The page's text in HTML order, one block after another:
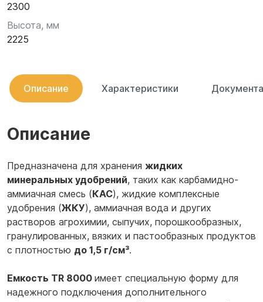
2300
Высота, мм
2225
Описание Характеристики
Описание
Предназначена для хранения жидких
минеральных удобрений, таких как карбамидно-
аммиачная смесь (КАС), жидкие комплексные
удобрения (ЖКУ), аммиачная вода и других
растворов агрохимии, сыпучих, порошкообразных,
гранулированных, вязких и пастообразных продуктов
с плотностью до 1,5 г/см³.
Емкость TR 8000 имеет специальную форму для
надежного подключения дополнительного